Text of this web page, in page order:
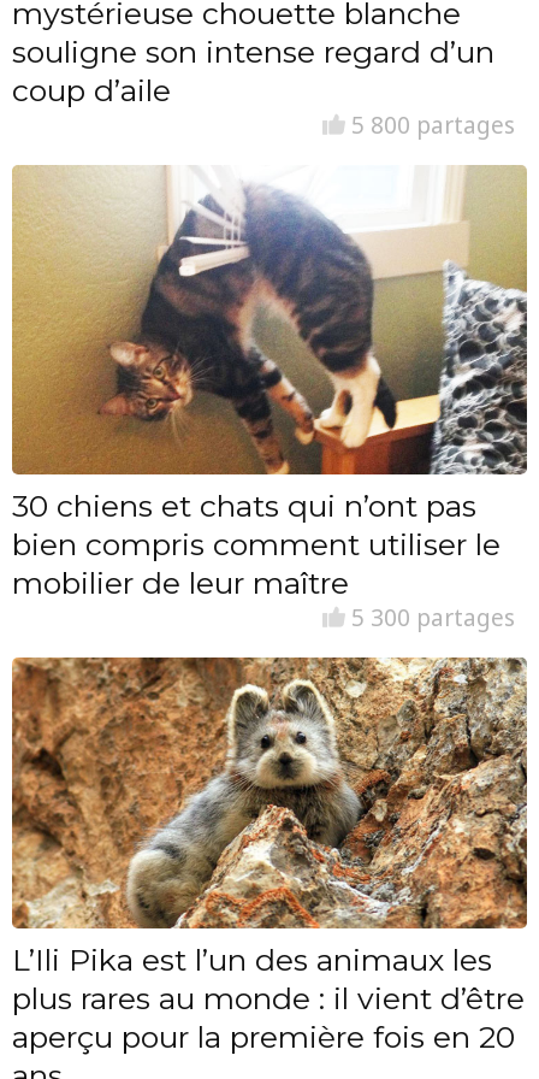
mystérieuse chouette blanche
souligne son intense regard d’un
coup d’aile
5 800 partages
30 chiens et chats qui n’ont pas
bien compris comment utiliser le
mobilier de leur maître
5 300 partages
L’Ili Pika est l’un des animaux les
plus rares au monde : il vient d’être
aperçu pour la première fois en 20